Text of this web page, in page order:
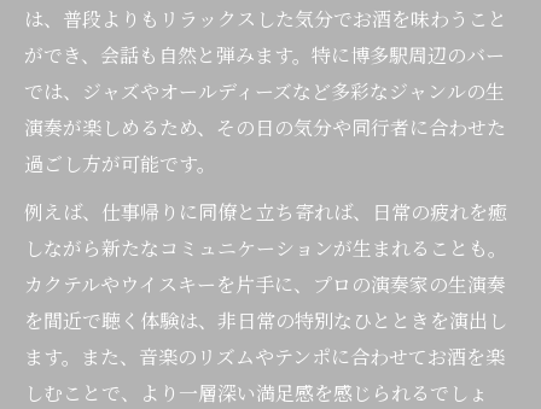
は、普段よりもリラックスした気分でお酒を味わうこと
ができ、会話も自然と弾みます。特に博多駅周辺のバー
では、ジャズやオールディーズなど多彩なジャンルの生
演奏が楽しめるため、その日の気分や同行者に合わせた
過ごし方が可能です。
例えば、仕事帰りに同僚と立ち寄れば、日常の疲れを癒
しながら新たなコミュニケーションが生まれることも。
カクテルやウイスキーを片手に、プロの演奏家の生演奏
を間近で聴く体験は、非日常の特別なひとときを演出し
ます。また、音楽のリズムやテンポに合わせてお酒を楽
しむことで、より一層深い満足感を感じられるでしょ